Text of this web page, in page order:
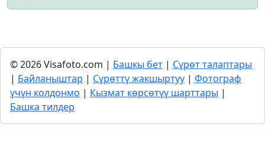
© 2026 Visafoto.com | Башкы бет | Сүрөт талаптары
| Байланыштар | Сүрөттү жакшыртуу | Фотограф
үчүн колдонмо | Кызмат көрсөтүү шарттары |
Башка тилдер